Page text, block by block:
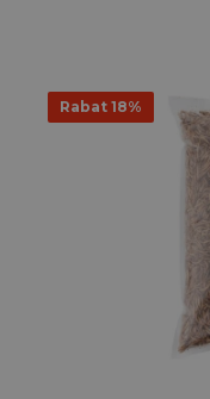
Rabat 18%